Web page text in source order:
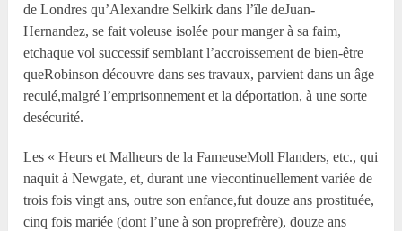
de Londres qu’Alexandre Selkirk dans l’île deJuan-
Hernandez, se fait voleuse isolée pour manger à sa faim,
etchaque vol successif semblant l’accroissement de bien-être
queRobinson découvre dans ses travaux, parvient dans un âge
reculé,malgré l’emprisonnement et la déportation, à une sorte
desécurité.
Les « Heurs et Malheurs de la FameuseMoll Flanders, etc., qui
naquit à Newgate, et, durant une viecontinuellement variée de
trois fois vingt ans, outre son enfance,fut douze ans prostituée,
cinq fois mariée (dont l’une à son proprefrère), douze ans